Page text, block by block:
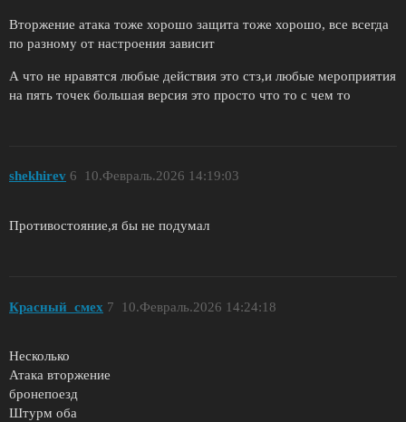
Вторжение атака тоже хорошо защита тоже хорошо, все всегда
по разному от настроения зависит
А что не нравятся любые действия это стз,и любые мероприятия
на пять точек большая версия это просто что то с чем то
shekhirev 10.Февраль.2026 14:19:03
6
Противостояние,я бы не подумал
Красный_смех 10.Февраль.2026 14:24:18
7
Несколько
Атака вторжение
бронепоезд
Штурм оба